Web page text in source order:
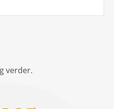
verder.